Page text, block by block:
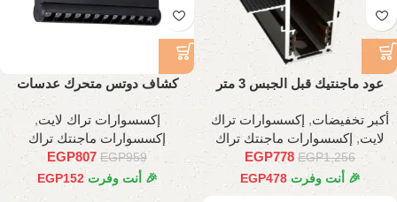
عود ماجنتيك قبل الجبس 3 متر
أكبر تخفيضات, إكسسوارات تراك
لايت, إكسسوارات ماجنتك تراك
EGP1,256
EGP778
🎉 أنت وفرت EGP478
كشاف دوتس متحرك عدسات
اسطواني 35 سم
إكسسوارات تراك لايت,
إكسسوارات ماجنتك تراك
EGP959
EGP807
🎉 أنت وفرت EGP152